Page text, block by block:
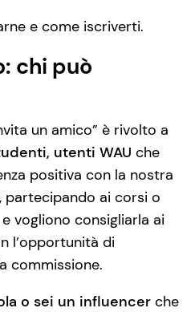
e come iscriverti.
chi può
un amico” è rivolto a
utenti WAU che
positiva con la nostra
partecipando ai corsi o
vogliono consigliarla ai
l’opportunità di
commissione.
o sei un influencer che